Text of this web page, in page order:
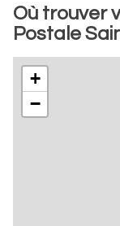
Où trouver
Postale
+
−